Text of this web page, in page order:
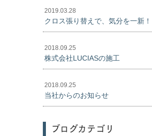
2019.03.28
クロス張り替えで、気分を一新！
2018.09.25
株式会社LUCIASの施工
2018.09.25
当社からのお知らせ
ブログカテゴリ